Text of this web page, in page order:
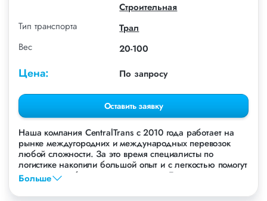
Строительная
Тип транспорта
Трал
Вес
20-100
Цена: По запросу
Оставить заявку
Наша компания СentralTrans с 2010 года работает на
рынке междугородних и международных перевозок
любой сложности. За это время специалисты по
логистике накопили большой опыт и с легкостью помогут
перевезти любые грузы, в том числе Бульдозер
Liebherr.
Больше